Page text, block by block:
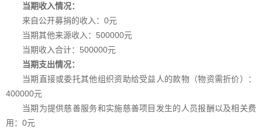
当期收入情况：
来自公开募捐的收入： 0元
当期其他来源收入： 500000元
当期收入合计： 500000元
当期支出情况：
当期直接或委托其他组织资助给受益人的款物（物资需折价）：
400000元
当期为提供慈善服务和实施慈善项目 发生的人员报酬以及相关费
用：0元